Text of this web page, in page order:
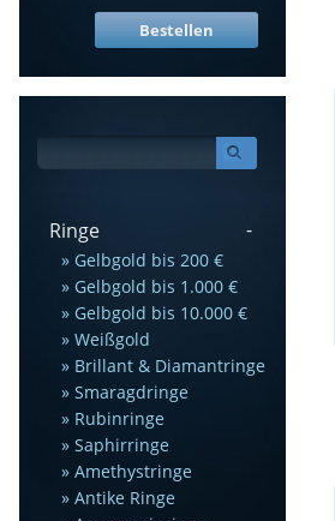
Bestellen
Ringe
Gelbgold bis 200 €
Gelbgold bis 1.000 €
Gelbgold bis 10.000 €
Weißgold
Brillant & Diamantringe
Smaragdringe
Rubinringe
Saphirringe
Amethystringe
Antike Ringe